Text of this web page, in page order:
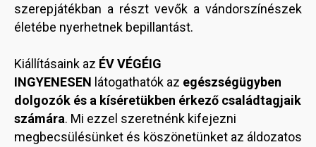
szerepjátékban a részt vevők a vándorszínészek
életébe nyerhetnek bepillantást.
Kiállításaink az ÉV VÉGÉIG
INGYENESEN látogathatók az egészségügyben
dolgozók és a kíséretükben érkező családtagjaik
számára. Mi ezzel szeretnénk kifejezni
megbecsülésünket és köszönetünket az áldozatos